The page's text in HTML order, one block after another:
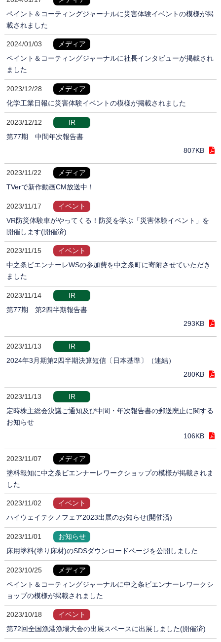
ペイント＆コーティングジャーナルに災害体験イベントの模様が掲
載されました
2024/01/03
メディア
ペイント＆コーティングジャーナルに社長インタビューが掲載され
ました
2023/12/28
メディア
化学工業日報に災害体験イベントの模様が掲載されました
2023/12/12
IR
第77期 中間年次報告書
807KB
2023/11/22
メディア
TVerで新作動画CM放送中！
2023/11/17
イベント
VR防災体験車がやってくる！防災を学ぶ「災害体験イベント」を
開催します(開催済)
2023/11/15
イベント
中之条ビエンナーレWSの参加費を中之条町に寄附させていただき
ました
2023/11/14
IR
第77期 第2四半期報告書
293KB
2023/11/13
IR
2024年3月期第2四半期決算短信〔日本基準〕（連結）
280KB
2023/11/13
IR
定時株主総会決議ご通知及び中間・年次報告書の郵送廃止に関する
お知らせ
106KB
2023/11/07
メディア
塗料報知に中之条ビエンナーレワークショップの模様が掲載されま
した
2023/11/02
イベント
ハイウェイテクノフェア2023出展のお知らせ(開催済)
2023/11/01
お知らせ
床用塗料(塗り床材)のSDSダウンロードページを公開しました
2023/10/25
メディア
ペイント＆コーティングジャーナルに中之条ビエンナーレワークシ
ョップの模様が掲載されました
2023/10/18
イベント
第72回全国漁港漁場大会の出展スペースに出展しました(開催済)